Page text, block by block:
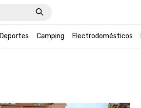
Deportes Camping Electrodomésticos